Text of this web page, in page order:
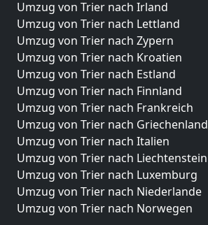
Umzug von Trier nach Irland
Umzug von Trier nach Lettland
Umzug von Trier nach Zypern
Umzug von Trier nach Kroatien
Umzug von Trier nach Estland
Umzug von Trier nach Finnland
Umzug von Trier nach Frankreich
Umzug von Trier nach Griechenland
Umzug von Trier nach Italien
Umzug von Trier nach Liechtenstein
Umzug von Trier nach Luxemburg
Umzug von Trier nach Niederlande
Umzug von Trier nach Norwegen